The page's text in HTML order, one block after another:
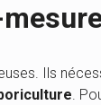
Ils
.